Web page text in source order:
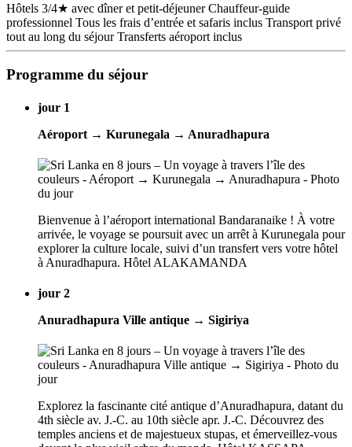
Hôtels 3/4★ avec dîner et petit-déjeuner Chauffeur-guide
professionnel Tous les frais d’entrée et safaris inclus Transport privé
tout au long du séjour Transferts aéroport inclus
Programme du séjour
jour 1
Aéroport → Kurunegala → Anuradhapura
Bienvenue à l’aéroport international Bandaranaike ! À votre
arrivée, le voyage se poursuit avec un arrêt à Kurunegala pour
explorer la culture locale, suivi d’un transfert vers votre hôtel
à Anuradhapura. Hôtel ALAKAMANDA
jour 2
Anuradhapura Ville antique → Sigiriya
Explorez la fascinante cité antique d’Anuradhapura, datant du
4th siècle av. J.-C. au 10th siècle apr. J.-C. Découvrez des
temples anciens et de majestueux stupas, et émerveillez-vous